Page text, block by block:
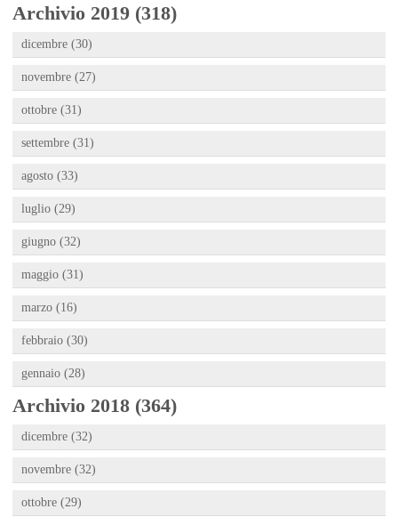
Archivio 2019 (318)
dicembre (30)
novembre (27)
ottobre (31)
settembre (31)
agosto (33)
luglio (29)
giugno (32)
maggio (31)
marzo (16)
febbraio (30)
gennaio (28)
Archivio 2018 (364)
dicembre (32)
novembre (32)
ottobre (29)